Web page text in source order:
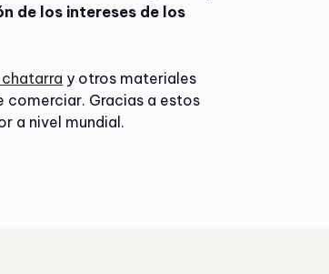
de los intereses de los
y otros materiales
comerciar. Gracias a estos
a nivel mundial.